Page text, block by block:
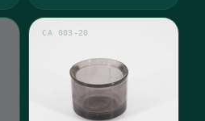
CA 003-20